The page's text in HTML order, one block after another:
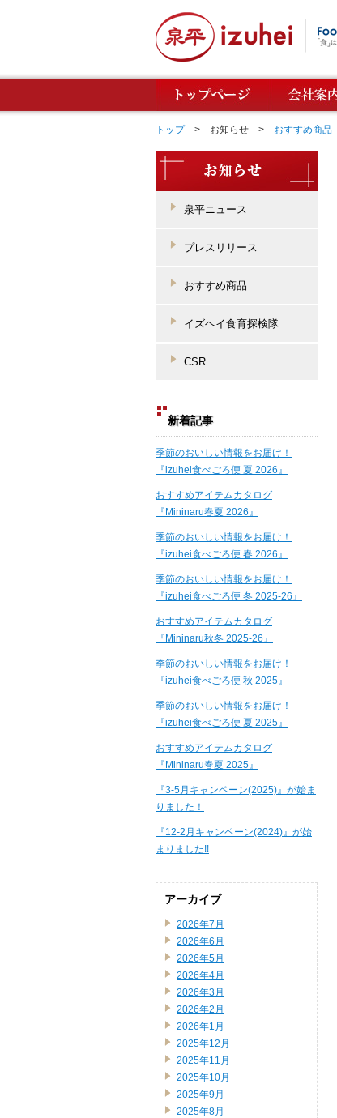
トップ> お知らせ > おすすめ商品
泉平ニュース
プレスリリース
おすすめ商品
イズヘイ食育探検隊
CSR
新着記事
季節のおいしい情報をお届け！
『izuhei食べごろ便 夏 2026』
おすすめアイテムカタログ
『Mininaru春夏 2026』
季節のおいしい情報をお届け！
『izuhei食べごろ便 春 2026』
季節のおいしい情報をお届け！
『izuhei食べごろ便 冬 2025-26』
おすすめアイテムカタログ
『Mininaru秋冬 2025-26』
季節のおいしい情報をお届け！
『izuhei食べごろ便 秋 2025』
季節のおいしい情報をお届け！
『izuhei食べごろ便 夏 2025』
おすすめアイテムカタログ
『Mininaru春夏 2025』
『3-5月キャンペーン(2025)』が始ま
りました！
『12-2月キャンペーン(2024)』が始
まりました!!
アーカイブ
2026年7月
2026年6月
2026年5月
2026年4月
2026年3月
2026年2月
2026年1月
2025年12月
2025年11月
2025年10月
2025年9月
2025年8月